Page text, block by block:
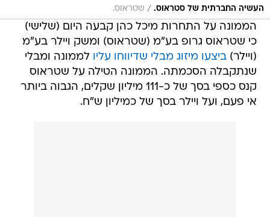
העשיה החברתית של סטראוס. / שטראוס.
הממונה על התחרות מיכל כהן קבעה היום (שלישי)
כי שטראוס גרופ בע"מ (שטראוס) ומשק ויילר בע"מ
(ויילר)ביצעו מיזוג מבלי שדיווחו עליו לממונה ומבלי
שנתקבלה הסכמתה. הממונה הטילה על שטראוס
קנס כספי בסך של כ-111 מיליון שקלים, הגבוה ביותר
אי פעם, ועל ויילר בסך של כמיליון ש"ח.